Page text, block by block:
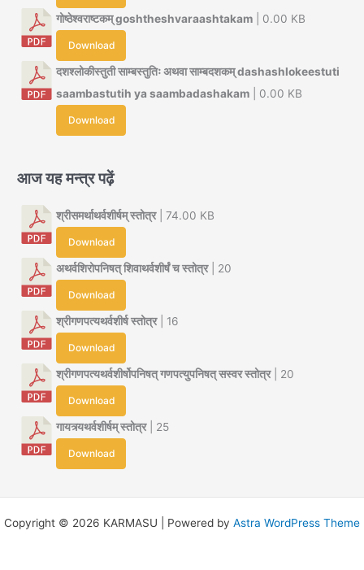
गोष्ठेश्वराष्टकम् goshtheshvaraashtakam | 0.00 KB
Download
दशश्लोकीस्तुती साम्बस्तुतिः अथवा साम्बदशकम् dashashlokeestuti
saambastutih ya saambadashakam | 0.00 KB
Download
आज यह मन्त्र पढ़ें
श्रीसमर्थाथर्वशीर्षम् स्तोत्र| 74.00 KB
Download
अथर्वशिरोपनिषत् शिवाथर्वशीर्षं च स्तोत्र| 20
Download
श्रीगणपत्यथर्वशीर्ष स्तोत्र| 16
Download
श्रीगणपत्यथर्वशीर्षोपनिषत् गणपत्युपनिषत् सस्वर स्तोत्र| 20
Download
गायत्र्यथर्वशीर्षम् स्तोत्र| 25
Download
Copyright © 2026 KARMASU | Powered by Astra WordPress Theme